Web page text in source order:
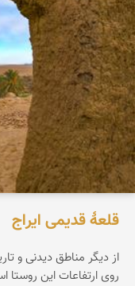
قلعۀ قدیمی ایراج
از دیگر مناطق دیدنی و
روی ارتفاعات این روستا